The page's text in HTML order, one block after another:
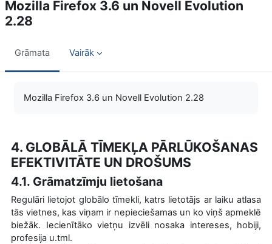
Mozilla Firefox 3.6 un Novell Evolution
2.28
Grāmata Vairāk
Mozilla Firefox 3.6 un Novell Evolution 2.28
4. GLOBĀLĀ TĪMEKĻA PĀRLŪKOŠANAS
EFEKTIVITĀTE UN DROŠUMS
4.1. Grāmatzīmju lietošana
Regulāri lietojot globālo tīmekli, katrs lietotājs ar laiku atlasa
tās vietnes, kas viņam ir nepieciešamas un ko viņš apmeklē
biežāk. Iecienītāko vietņu izvēli nosaka intereses, hobiji,
profesija u.tml.